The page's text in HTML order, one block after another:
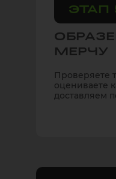
ЭТАП
МЕРЧУ
Проверяете
оцениваете
доставляем